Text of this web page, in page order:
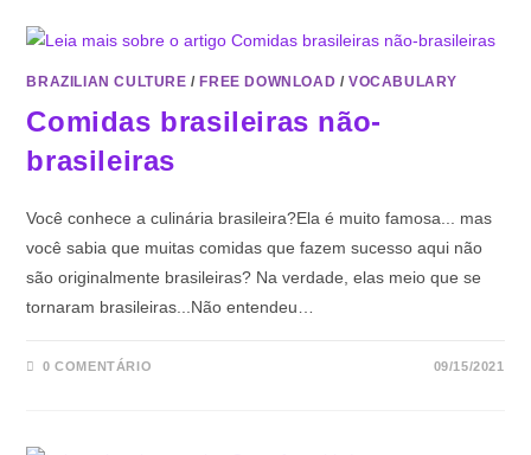
BRAZILIAN CULTURE /FREE DOWNLOAD /VOCABULARY
Comidas brasileiras não-
brasileiras
Você conhece a culinária brasileira?Ela é muito famosa... mas
você sabia que muitas comidas que fazem sucesso aqui não
são originalmente brasileiras? Na verdade, elas meio que se
tornaram brasileiras...Não entendeu…
0 COMENTÁRIO 09/15/2021